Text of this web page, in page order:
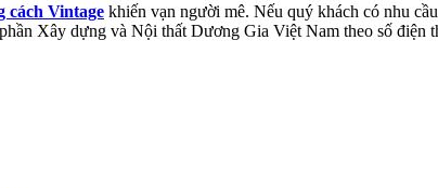
cách Vintage khiến vạn người mê. Nếu quý khách có nhu
Xây dựng và Nội thất Dương Gia Việt Nam theo số điện